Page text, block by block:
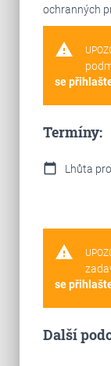
ochranných
warning
se
Termíny:
calendar_today Lhůta
warning
se
Další